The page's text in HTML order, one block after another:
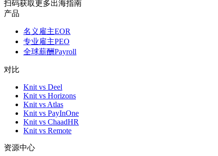
扫码获取更多出海指南
产品
名义雇主EOR
专业雇主PEO
全球薪酬Payroll
对比
Knit vs Deel
Knit vs Horizons
Knit vs Atlas
Knit vs PayInOne
Knit vs ChaadHR
Knit vs Remote
资源中心